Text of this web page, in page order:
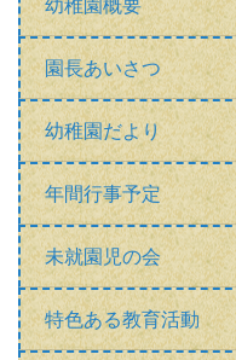
幼稚園概要
園長あいさつ
幼稚園だより
年間行事予定
未就園児の会
特色ある教育活動